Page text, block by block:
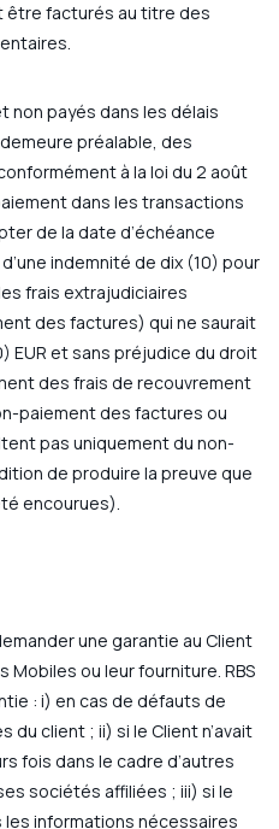
être facturés au titre des
non payés dans les délais
préalable, des
à la loi du 2 août
dans les transactions
de la date d’échéance
indemnité de dix (10) pour
frais extrajudiciaires
des factures) qui ne saurait
EUR et sans préjudice du droit
des frais de recouvrement
paiement des factures ou
pas uniquement du non-
de produire la preuve que
encourues).
une garantie au Client
Mobiles ou leur fourniture. RBS
: i) en cas de défauts de
client ; ii) si le Client n’avait
fois dans le cadre d’autres
sociétés affiliées ; iii) si le
les informations nécessaires